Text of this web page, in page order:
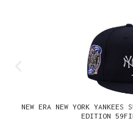
NEW ERA NEW YORK
EDITION